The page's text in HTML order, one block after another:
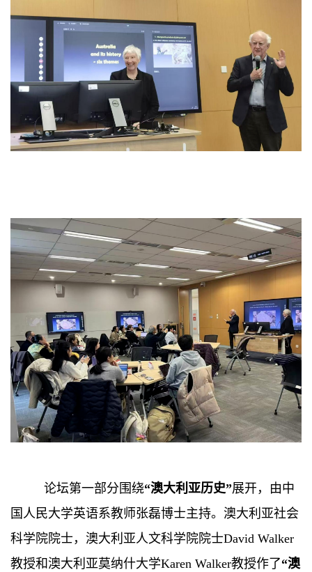
论坛第一部分围绕“澳大利亚历史”展开，由中
国人民大学英语系教师张磊博士主持。澳大利亚社会
科学院院士，澳大利亚人文科学院院士David Walker
教授和澳大利亚莫纳什大学Karen Walker教授作了“澳